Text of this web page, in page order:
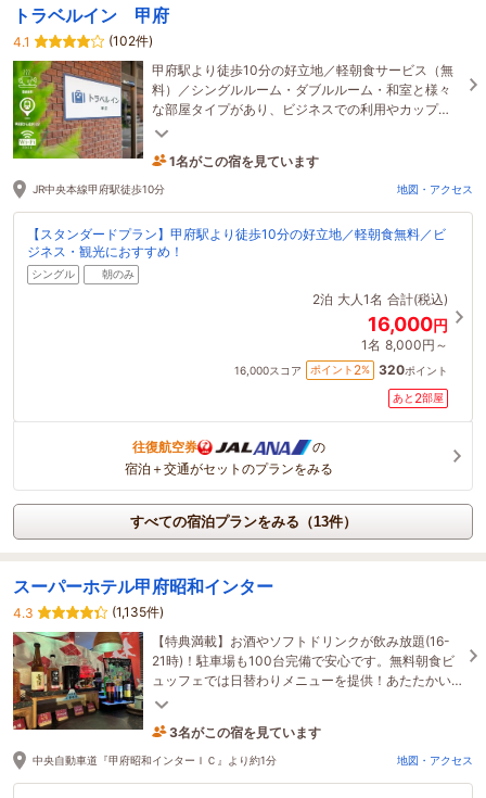
トラベルイン 甲府
4.1
(102件)
甲府駅より徒歩10分の好立地／軽朝食サービス（無
料）／シングルルーム・ダブルルーム・和室と様々
な部屋タイプがあり、ビジネスでの利用やカップ
ル・ファミリー・グループ旅行におすすめです。
1名がこの宿を見ています
JR中央本線甲府駅徒歩10分 地図・アクセス
【スタンダードプラン】甲府駅より徒歩10分の好立地／軽朝食無料／ビ
ジネス・観光におすすめ！
シングル 朝のみ
2泊 大人1名 合計(税込)
16,000円
1名 8,000円～
16,000スコア ポイント 2% 320ポイント
あと 2部屋
往復航空券
の
宿泊＋交通がセットのプランをみる
すべての宿泊プランをみる（13件）
スーパーホテル甲府昭和インター
4.3
(1,135件)
【特典満載】お酒やソフトドリンクが飲み放題(16-
21時)！駐車場も100台完備で安心です。無料朝食ビ
ュッフェでは日替わりメニューを提供！あたたかい
おもてなしで価格以上の満足をお約束します。
3名がこの宿を見ています
中央自動車道『甲府昭和インターＩＣ』より約1分 地図・アクセス